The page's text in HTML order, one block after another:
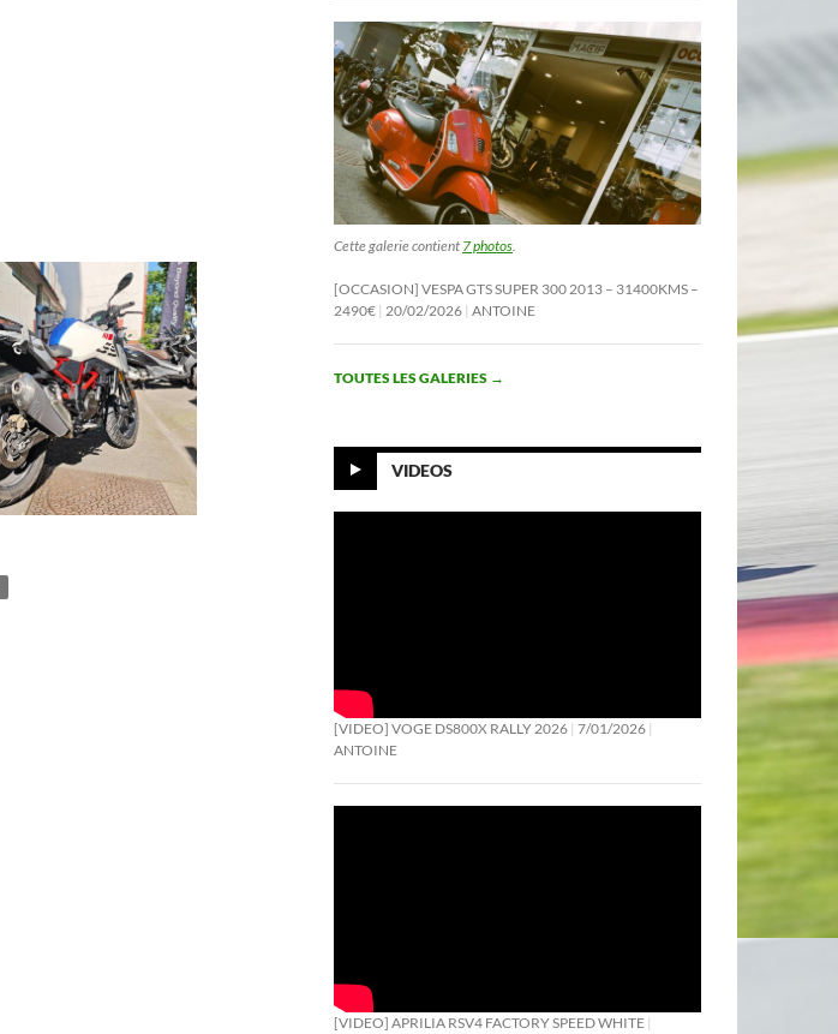
Cette galerie contient 7 photos.
[OCCASION] VESPA GTS SUPER 300 2013 – 31400KMS –
2490€ 20/02/2026 ANTOINE
TOUTES LES GALERIES →
VIDEOS
[VIDEO] VOGE DS800X RALLY 2026 7/01/2026
ANTOINE
[VIDEO] APRILIA RSV4 FACTORY SPEED WHITE